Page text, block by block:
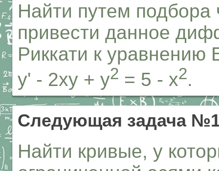
Найти путем
привести данное
Риккати к уравнению
y' - 2xy + y2 = 5 - x2.
Следующая задача
Найти кривые, у